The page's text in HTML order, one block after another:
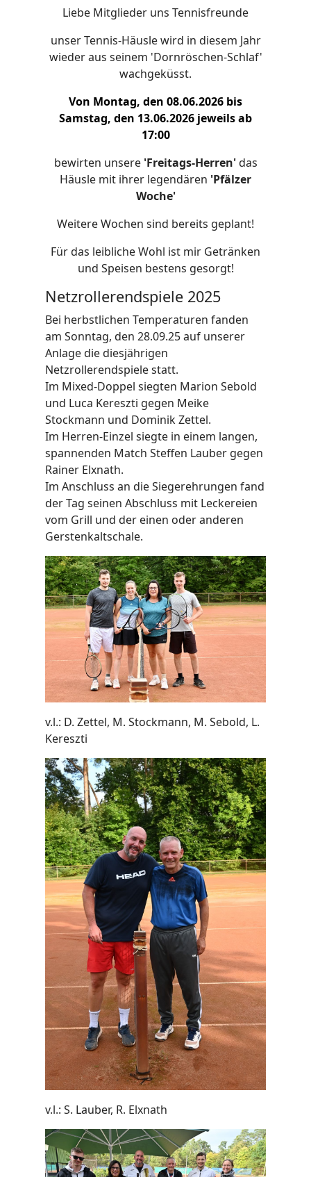
Liebe Mitglieder uns Tennisfreunde
unser Tennis-Häusle wird in diesem Jahr
wieder aus seinem 'Dornröschen-Schlaf'
wachgeküsst.
Von Montag, den 08.06.2026 bis
Samstag, den 13.06.2026 jeweils ab
17:00
bewirten unsere 'Freitags-Herren'das
Häusle mit ihrer legendären 'Pfälzer
Woche'
Weitere Wochen sind bereits geplant!
Für das leibliche Wohl ist mir Getränken
und Speisen bestens gesorgt!
Netzrollerendspiele 2025
Bei herbstlichen Temperaturen fanden
am Sonntag, den 28.09.25 auf unserer
Anlage die diesjährigen
Netzrollerendspiele statt.
Im Mixed-Doppel siegten Marion Sebold
und Luca Kereszti gegen Meike
Stockmann und Dominik Zettel.
Im Herren-Einzel siegte in einem langen,
spannenden Match Steffen Lauber gegen
Rainer Elxnath.
Im Anschluss an die Siegerehrungen fand
der Tag seinen Abschluss mit Leckereien
vom Grill und der einen oder anderen
Gerstenkaltschale.
v.l.: D. Zettel, M. Stockmann, M. Sebold, L.
Kereszti
v.l.: S. Lauber, R. Elxnath